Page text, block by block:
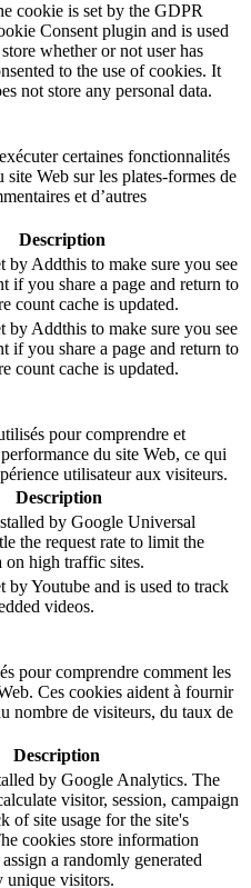
cookie is set by the GDPR
Consent plugin and is used
whether or not user has
to the use of cookies. It
not store any personal data.
certaines fonctionnalités
Web sur les plates-formes de
et d’autres
Description
by Addthis to make sure you see
if you share a page and return to
count cache is updated.
by Addthis to make sure you see
if you share a page and return to
count cache is updated.
pour comprendre et
du site Web, ce qui
utilisateur aux visiteurs.
Description
by Google Universal
the request rate to limit the
high traffic sites.
by Youtube and is used to track
videos.
pour comprendre comment les
Ces cookies aident à fournir
nombre de visiteurs, du taux de
Description
by Google Analytics. The
visitor, session, campaign
of site usage for the site's
cookies store information
a randomly generated
unique visitors.